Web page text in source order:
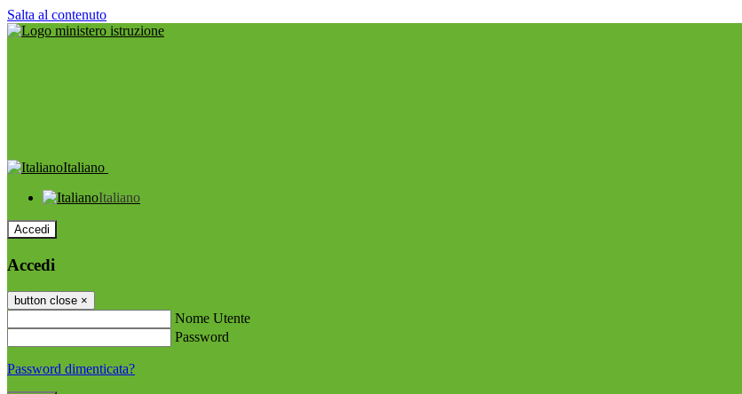
Salta al contenuto
Italiano
Italiano
Accedi
Accedi
button close ×
Nome Utente
Password
Password dimenticata?